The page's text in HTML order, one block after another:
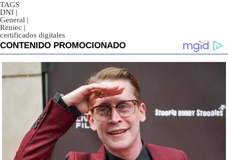
TAGS
DNI |
General |
Reniec |
certificados digitales